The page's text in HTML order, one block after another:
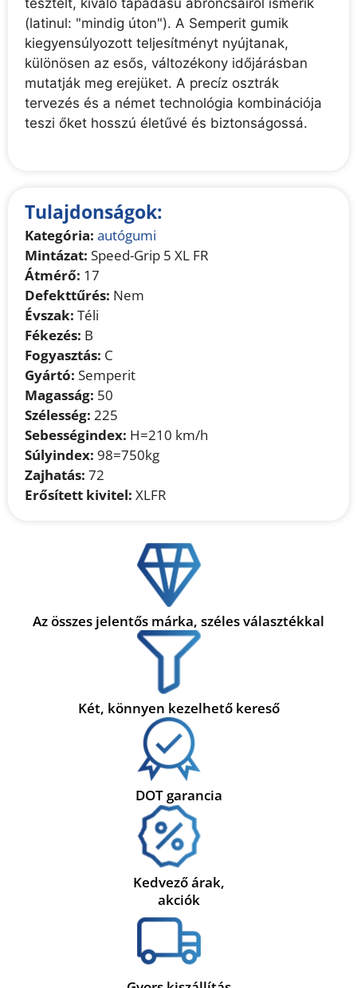
(latinul: "mindig úton"). A Semperit gumik
kiegyensúlyozott teljesítményt nyújtanak,
különösen az esős, változékony időjárásban
mutatják meg erejüket. A precíz osztrák
tervezés és a német technológia kombinációja
teszi őket hosszú életűvé és biztonságossá.
Tulajdonságok:
Kategória: autógumi
Mintázat: Speed-Grip 5 XL FR
Átmérő: 17
Defekttűrés: Nem
Évszak: Téli
Fékezés: B
Fogyasztás: C
Gyártó: Semperit
Magasság: 50
Szélesség: 225
Sebességindex: H=210 km/h
Súlyindex: 98=750kg
Zajhatás: 72
Erősített kivitel: XLFR
Az összes jelentős márka, széles választékkal
Két, könnyen kezelhető kereső
DOT garancia
Kedvező árak,
akciók